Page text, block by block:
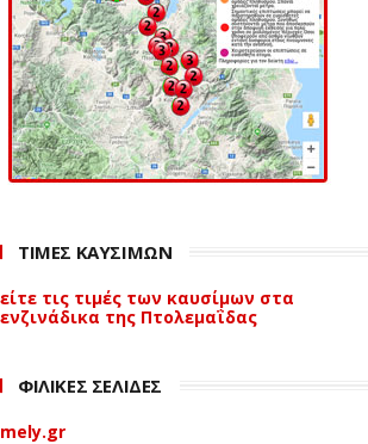
ΤΙΜΕΣ ΚΑΥΣΙΜΩΝ
τις τιμές των καυσίμων στα
της Πτολεμαΐδας
ΦΙΛΙΚΕΣ ΣΕΛΙΔΕΣ